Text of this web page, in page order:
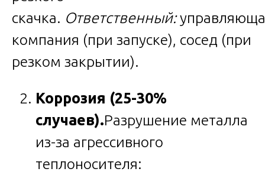
скачка. Ответственный:
компания (при запуске), сосед (при
резком закрытии).
Коррозия (25-30%
случаев).Разрушение металла
из-за агрессивного
теплоносителя: